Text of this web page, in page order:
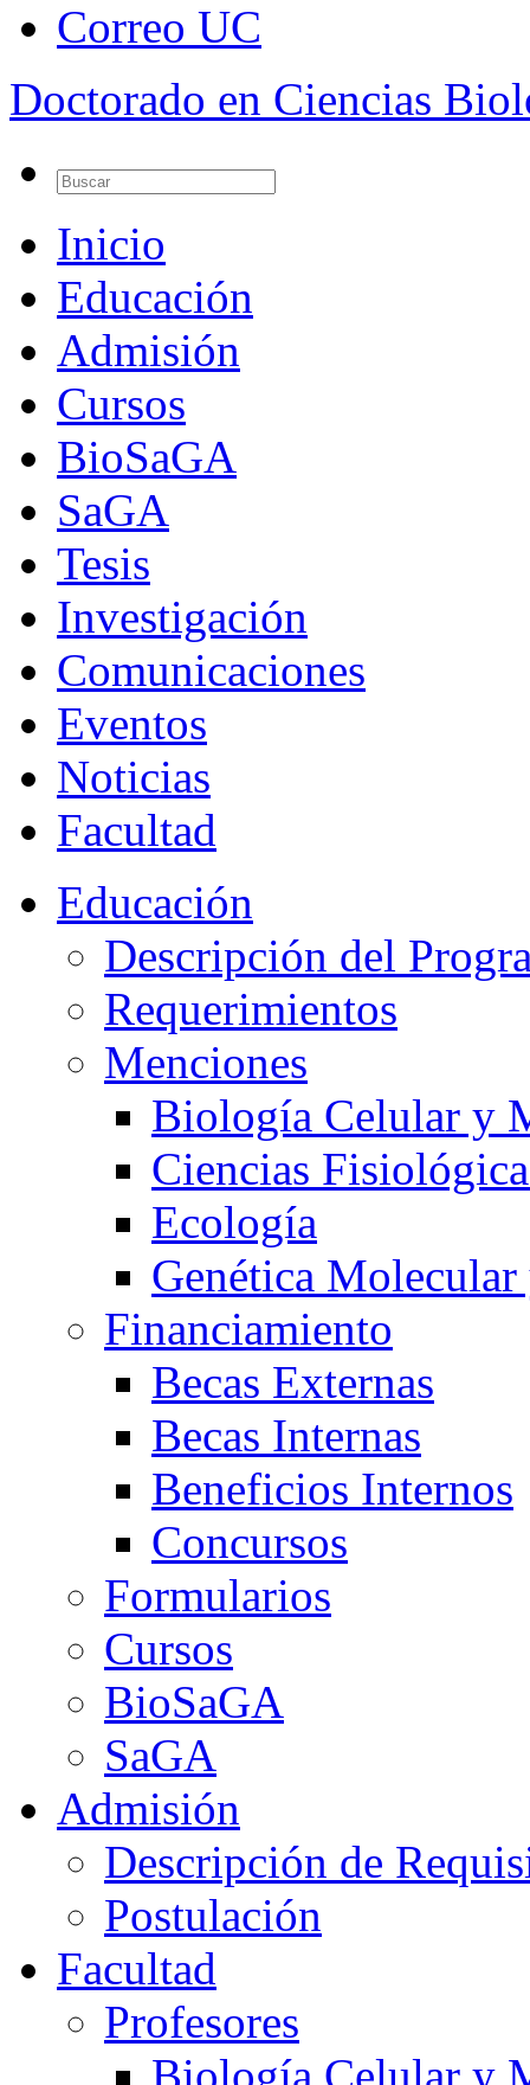
Correo UC
Doctorado en Ciencias
Inicio
Educación
Admisión
Cursos
BioSaGA
SaGA
Tesis
Investigación
Comunicaciones
Eventos
Noticias
Facultad
Educación
Descripción del
Requerimientos
Menciones
Biología Celular y
Ciencias
Ecología
Genética
Financiamiento
Becas Externas
Becas Internas
Beneficios Internos
Concursos
Formularios
Cursos
BioSaGA
SaGA
Admisión
Descripción de
Postulación
Facultad
Profesores